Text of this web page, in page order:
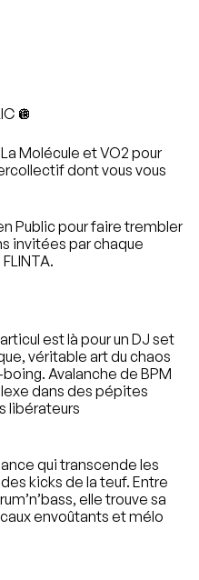
🪩
Molécule et VO2 pour
dont vous vous
Public pour faire trembler
invitées par chaque
est là pour un DJ set
véritable art du chaos
Avalanche de BPM
dans des pépites
libérateurs
qui transcende les
kicks de la teuf. Entre
elle trouve sa
envoûtants et mélo